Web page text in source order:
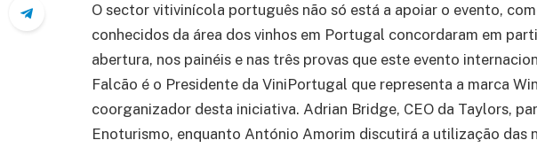
O sector vitivinícola português não só está a apoiar o evento,
conhecidos da área dos vinhos em Portugal concordaram em
abertura, nos painéis e nas três provas que este evento
Falcão é o Presidente da ViniPortugal que representa a marca
coorganizador desta iniciativa. Adrian Bridge, CEO da Taylors,
Enoturismo, enquanto António Amorim discutirá a utilização das